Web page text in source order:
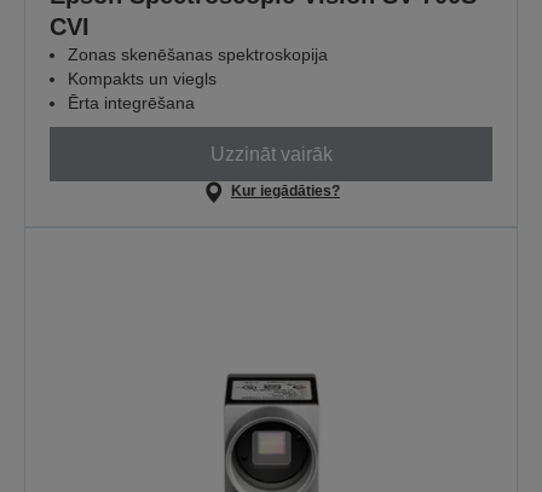
CVI
Zonas skenēšanas spektroskopija
Kompakts un viegls
Ērta integrēšana
Uzzināt vairāk
Kur iegādāties?